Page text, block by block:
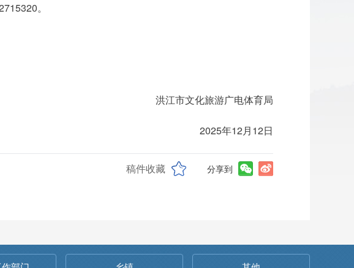
。
洪江市文化旅游广电体育局
月12日
稿件收藏 分享到